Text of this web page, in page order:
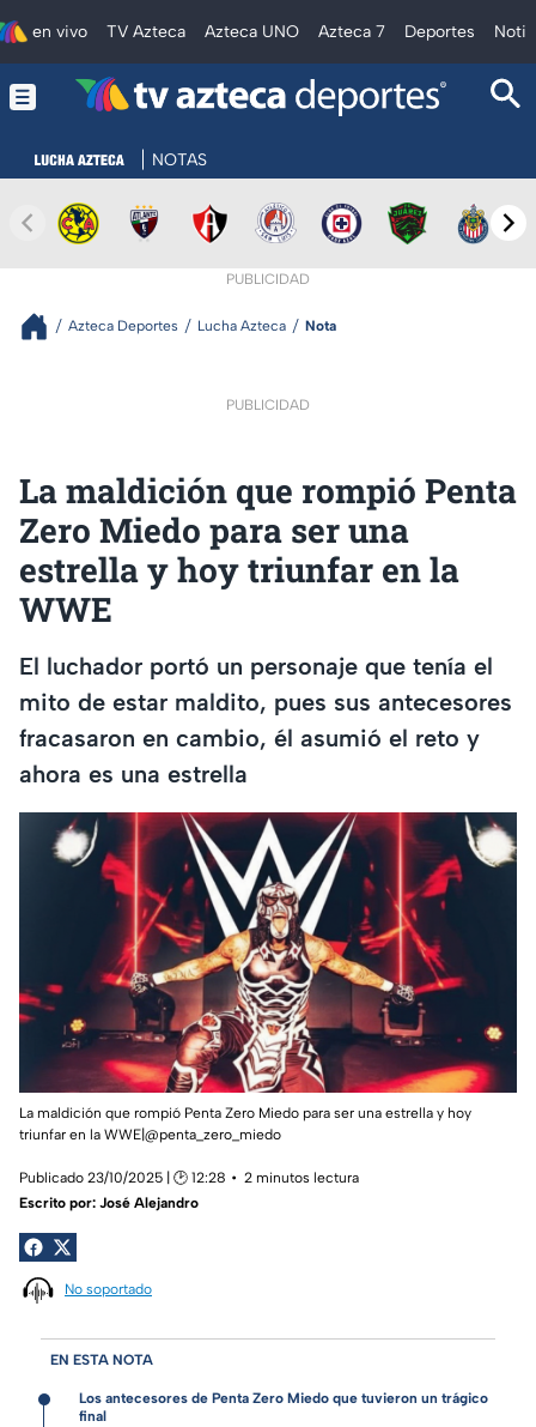
en vivo TV Azteca Azteca UNO Azteca 7 Deportes
NOTAS
PUBLICIDAD
Azteca Deportes Lucha Azteca Nota
PUBLICIDAD
La maldición que rompió Penta
Zero Miedo para ser una
estrella y hoy triunfar en la
WWE
El luchador portó un personaje que tenía el
mito de estar maldito, pues sus antecesores
fracasaron en cambio, él asumió el reto y
ahora es una estrella
La maldición que rompió Penta Zero Miedo para ser una estrella y hoy
triunfar en la WWE|@penta_zero_miedo
Publicado 23/10/2025 | 🕑 12:28
2 minutos lectura
Escrito por: José Alejandro
No soportado
EN ESTA NOTA
Los antecesores de Penta Zero Miedo que tuvieron un trágico
final